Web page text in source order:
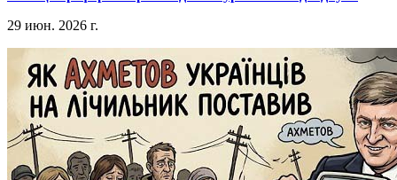
29 июн. 2026 г.